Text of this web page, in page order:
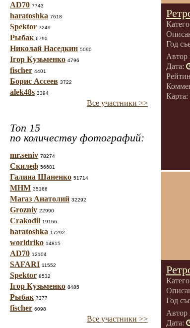
AD70 7743
haratoshka 7618
Spektor 7249
Рыбак 6790
Николай Наседкин 5090
Ігор Кузьменко 4796
fischer 4401
Борис Ассеев 3722
alek48s 3394
Все участники >>
Топ 15
по количеству фотографий:
mr.seniv 78274
Скилеф 56681
Галина Шаненко 51714
МНМ 35166
Магаз Анатолий 32292
Grozniy 22990
Crakodil 19166
haratoshka 17292
worldriko 14815
AD70 12104
SAFARI 11552
Spektor 8532
Ігор Кузьменко 8485
Рыбак 7377
fischer 6098
Все участники >>
Год
Автор
Дата:
Карта:
Год
Автор
Дата: